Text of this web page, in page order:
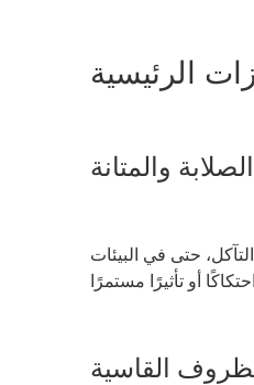
الرئيسية
الصلابة والمتانة
حتى في البيئات
القاسية